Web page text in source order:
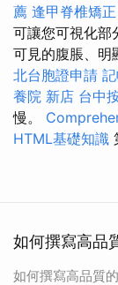
薦 逢甲脊椎矯正
可讓您可視化部
可見的腹脹、明
北台胞證申請
養院 新店 台中
慢。
HTML基礎知識
如何撰寫高品
如何撰寫高品質